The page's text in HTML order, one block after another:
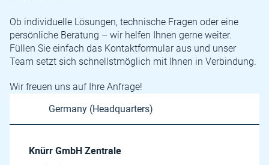
Ob individuelle Lösungen, technische Fragen oder eine
persönliche Beratung – wir helfen Ihnen gerne weiter.
Füllen Sie einfach das Kontaktformular aus und unser
Team setzt sich schnellstmöglich mit Ihnen in Verbindung.
Wir freuen uns auf Ihre Anfrage!
Knürr GmbH Zentrale